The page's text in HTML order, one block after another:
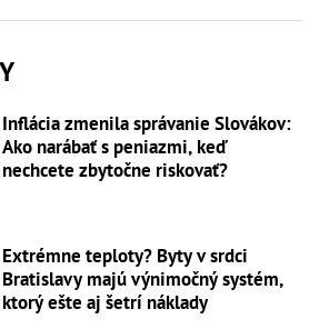
Inflácia zmenila správanie Slovákov:
Ako narábať s peniazmi, keď
nechcete zbytočne riskovať?
Extrémne teploty? Byty v srdci
Bratislavy majú výnimočný systém,
ktorý ešte aj šetrí náklady